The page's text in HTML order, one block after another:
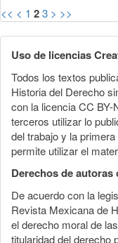
<< < 1 23 > >>
Uso de licencias
Todos los textos
Historia del Derecho
con la licencia CC BY-
terceros utilizar lo
del trabajo y la
permite utilizar el
Derechos de autoras
De acuerdo con la
Revista Mexicana de
el derecho moral de
titularidad del